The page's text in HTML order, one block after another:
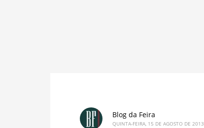
Blog da Feira
QUINTA-FEIRA, 15 DE AGOSTO DE 2013